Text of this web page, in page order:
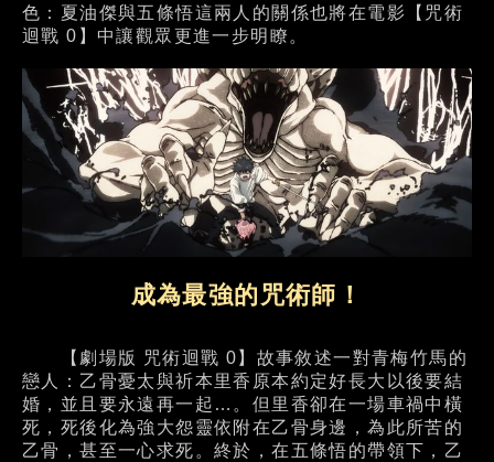
色：夏油傑與五條悟這兩人的關係也將在電影【咒術
迴戰 0】中讓觀眾更進一步明瞭。
成為最強的咒術師！
【劇場版 咒術迴戰 0】故事敘述一對青梅竹馬的
戀人：乙骨憂太與祈本里香原本約定好長大以後要結
婚，並且要永遠再一起…。但里香卻在一場車禍中橫
死，死後化為強大怨靈依附在乙骨身邊，為此所苦的
乙骨，甚至一心求死。終於，在五條悟的帶領下，乙